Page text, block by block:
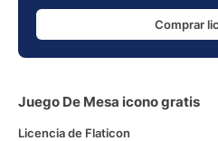
Comprar
Juego De Mesa icono gratis
Licencia de Flaticon